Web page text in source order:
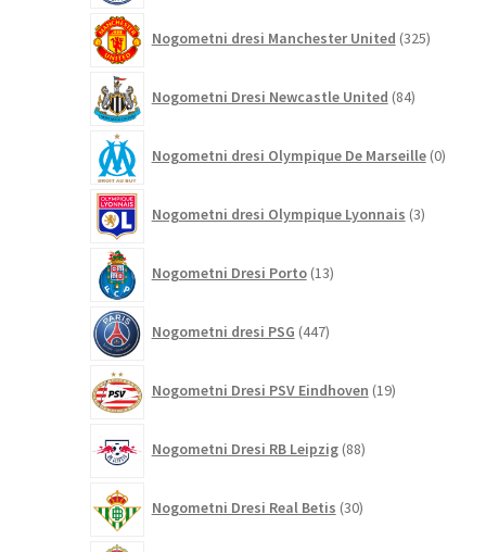
Nogometni dresi Manchester United 325izdelkov
Nogometni Dresi Newcastle United 84izdelkov
Nogometni dresi Olympique De Marseille 0
Nogometni dresi Olympique Lyonnais 3izdelki
Nogometni Dresi Porto 13izdelkov
Nogometni dresi PSG 447izdelkov
Nogometni Dresi PSV Eindhoven 19izdelkov
Nogometni Dresi RB Leipzig 88izdelkov
Nogometni Dresi Real Betis 30izdelkov